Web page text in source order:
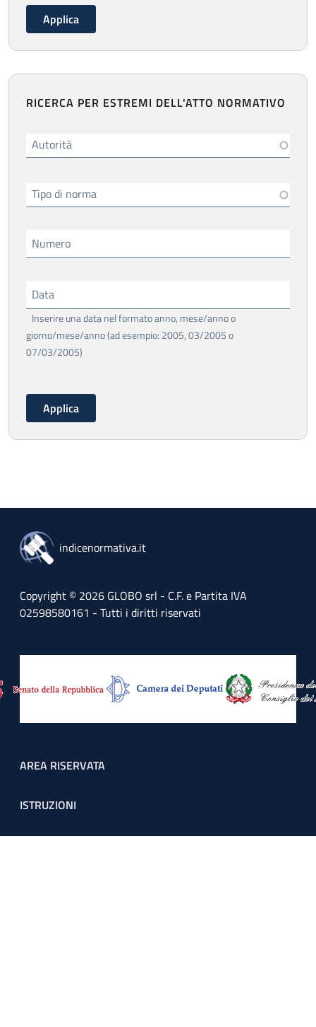
RICERCA PER ESTREMI DELL'ATTO NORMATIVO
Autorità
Tipo di norma
Numero
Data
Inserire una data nel formato anno, mese/anno o
giorno/mese/anno (ad esempio: 2005, 03/2005 o
07/03/2005)
indicenormativa.it
Copyright © 2026 GLOBO srl - C.F. e Partita IVA
02598580161 - Tutti i diritti riservati
Footer menu
AREA RISERVATA
ISTRUZIONI